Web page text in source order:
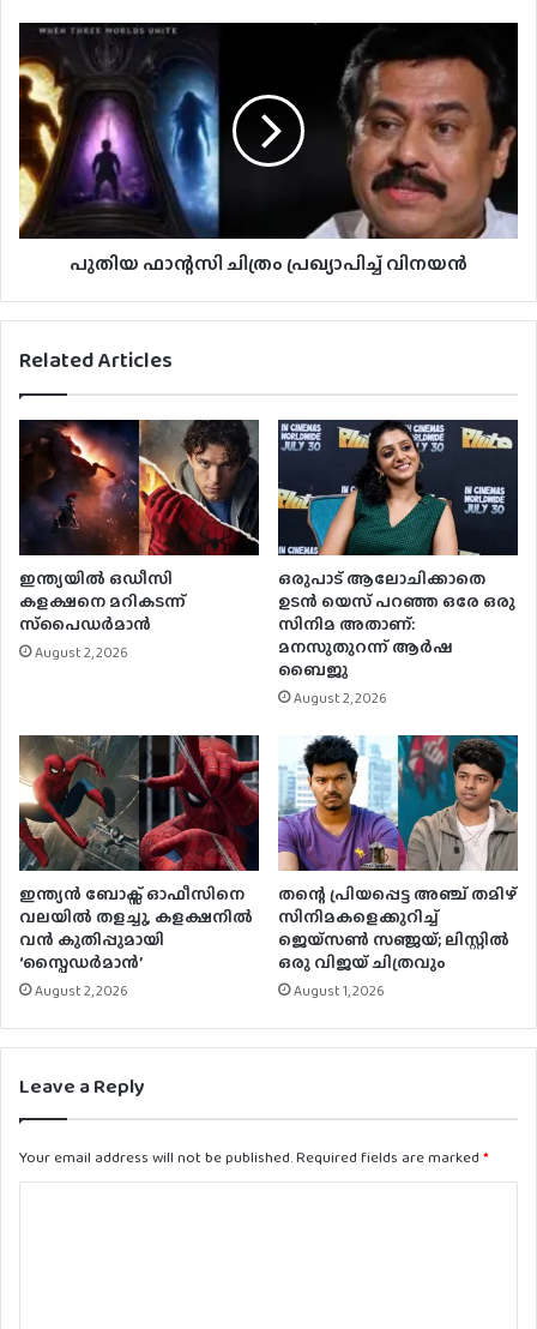
പുതിയ ഫാന്റസി ചിത്രം പ്രഖ്യാപിച്ച് വിനയന്‍
Related Articles
ഇന്ത്യയിൽ ഒഡീസി
കളക്ഷനെ മറികടന്ന്
സ്‌പൈഡർമാൻ
August 2, 2026
ഒരുപാട് ആലോചിക്കാതെ
ഉടൻ യെസ് പറഞ്ഞ ഒരേ ഒരു
സിനിമ അതാണ്:
മനസുതുറന്ന് ആർഷ
ബൈജു
August 2, 2026
ഇന്ത്യൻ ബോക്സ് ഓഫീസിനെ
വലയിൽ തളച്ചു, കളക്ഷനിൽ
വന്‍ കുതിപ്പുമായി
‘സ്പൈഡര്‍മാന്‍’
August 2, 2026
തന്റെ പ്രിയപ്പെട്ട അഞ്ച് തമിഴ്
സിനിമകളെക്കുറിച്ച്
ജെയ്‌സൺ സഞ്ജയ്; ലിസ്റ്റിൽ
ഒരു വിജയ് ചിത്രവും
August 1, 2026
Leave a Reply
Your email address will not be published.Required fields are marked *